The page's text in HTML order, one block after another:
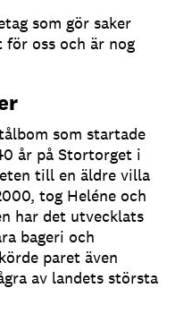
som gör saker
oss och är nog
som startade
år på Stortorget i
till en äldre villa
tog Heléne och
har det utvecklats
bageri och
paret även
av landets största